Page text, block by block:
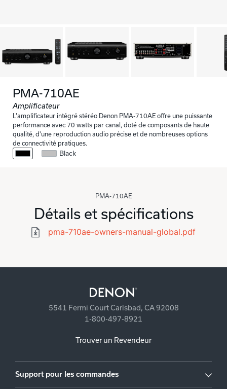
PMA-710AE
Amplificateur
L'amplificateur intégré stéréo Denon PMA-710AE offre une puissante
performance avec 70 watts par canal, doté de composants de haute
qualité, d'une reproduction audio précise et de nombreuses options
de connectivité pratiques.
Black
PMA-710AE
Détails et spécifications
pma-710ae-owners-manual-global.pdf
5541 Fermi Court Carlsbad, CA 92008
1-800-497-8921
Trouver un Revendeur
Support pour les commandes